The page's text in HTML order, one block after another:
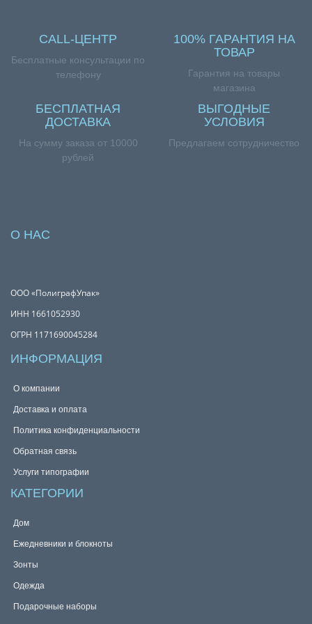
CALL-ЦЕНТР
Бесплатные консультации по
телефону
100% ГАРАНТИЯ НА
ТОВАР
Гарантия на товары
магазина
БЕСПЛАТНАЯ
ДОСТАВКА
На сумму заказа от 10000
рублей
ВЫГОДНЫЕ
УСЛОВИЯ
Предлагаем сотрудничество
О НАС
ООО «ПолиграфУпак»
ИНН 1661052930
ОГРН 1171690045284
ИНФОРМАЦИЯ
О компании
Доставка и оплата
Политика конфиденциальности
Обратная связь
Услуги типографии
КАТЕГОРИИ
Дом
Ежедневники и блокноты
Зонты
Одежда
Подарочные наборы